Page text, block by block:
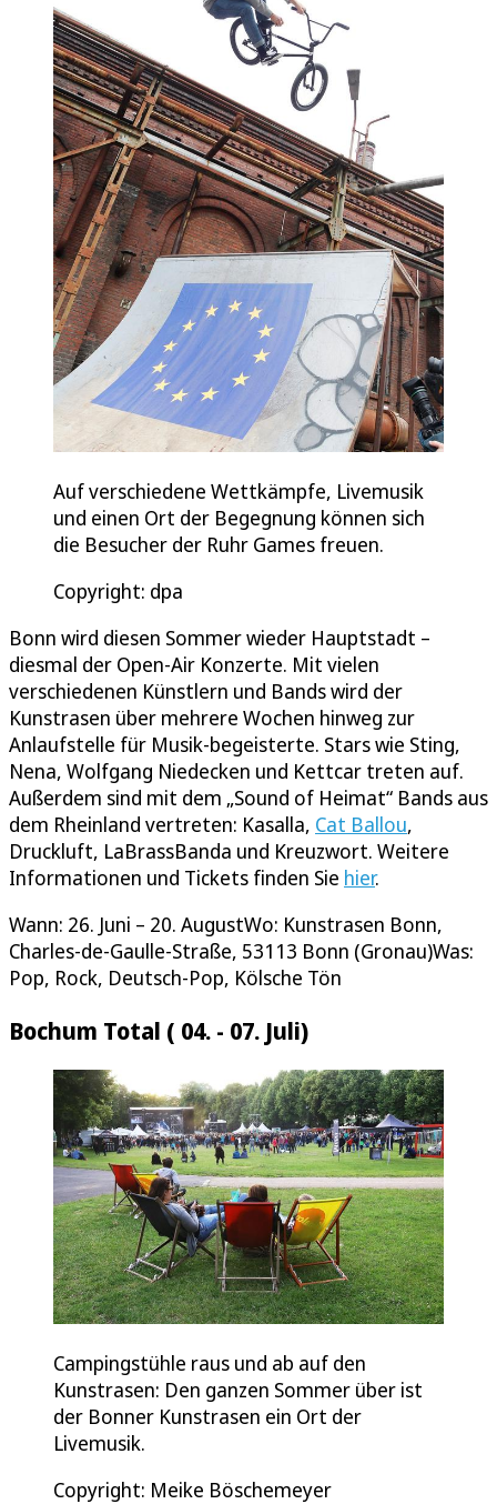
Auf verschiedene Wettkämpfe, Livemusik
und einen Ort der Begegnung können sich
die Besucher der Ruhr Games freuen.
Copyright: dpa
Bonn wird diesen Sommer wieder Hauptstadt –
diesmal der Open-Air Konzerte. Mit vielen
verschiedenen Künstlern und Bands wird der
Kunstrasen über mehrere Wochen hinweg zur
Anlaufstelle für Musik-begeisterte. Stars wie Sting,
Nena, Wolfgang Niedecken und Kettcar treten auf.
Außerdem sind mit dem „Sound of Heimat“ Bands aus
dem Rheinland vertreten: Kasalla, Cat Ballou,
Druckluft, LaBrassBanda und Kreuzwort. Weitere
Informationen und Tickets finden Sie hier.
Wann: 26. Juni – 20. AugustWo: Kunstrasen Bonn,
Charles-de-Gaulle-Straße, 53113 Bonn (Gronau)Was:
Pop, Rock, Deutsch-Pop, Kölsche Tön
Bochum Total ( 04. - 07. Juli)
Campingstühle raus und ab auf den
Kunstrasen: Den ganzen Sommer über ist
der Bonner Kunstrasen ein Ort der
Livemusik.
Copyright: Meike Böschemeyer